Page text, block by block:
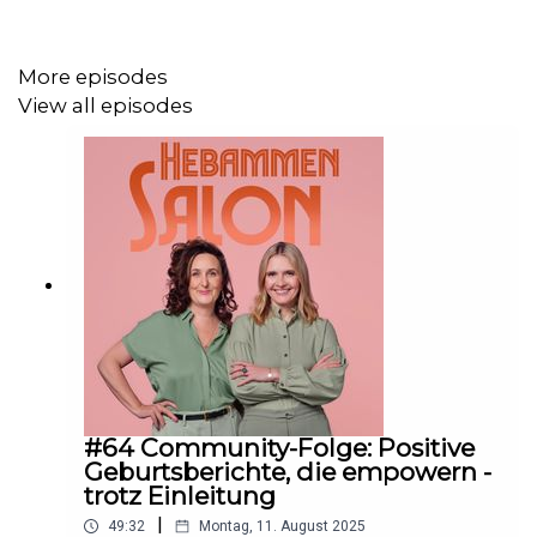
die Badesaison starten wollen! Und damit herzlich
willkommen im Hebammensalon.
Ihr möchtet mehr zu unseren aktuellen
Werbepartner*innen erfahren?
Hier findet ihr alle Infos
und Rabatte!
More episodes
View all episodes
#64 Community-Folge: Positive
Geburtsberichte, die empowern -
trotz Einleitung
49:32 Montag, 11. August 2025